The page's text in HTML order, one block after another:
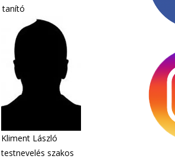
tanító
Kliment László
testnevelés szakos